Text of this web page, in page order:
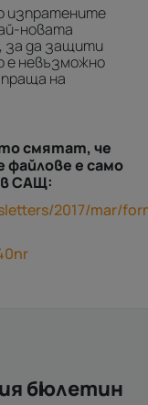
изпратените
новата
за да защити
е невъзможно
на
смятат, че
е само
в САЩ:
2017/mar/
бюлетин